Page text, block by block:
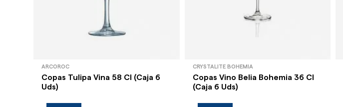
ARCOROC
Copas Tulipa Vina 58 Cl (Caja 6
Uds)
CRYSTALITE BOHEMIA
Copas Vino Belia Bohemia 36 Cl
(Caja 6 Uds)